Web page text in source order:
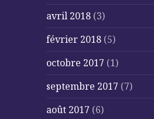
avril 2018 (3)
février 2018 (5)
octobre 2017 (1)
septembre 2017 (7)
août 2017 (6)